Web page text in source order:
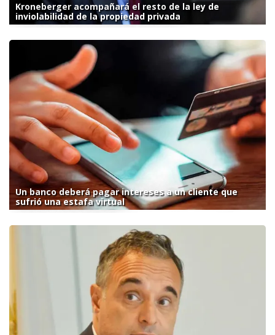
Kroneberger acompañará el resto de la ley de
inviolabilidad de la propiedad privada
Un banco deberá pagar intereses a un cliente que
sufrió una estafa virtual